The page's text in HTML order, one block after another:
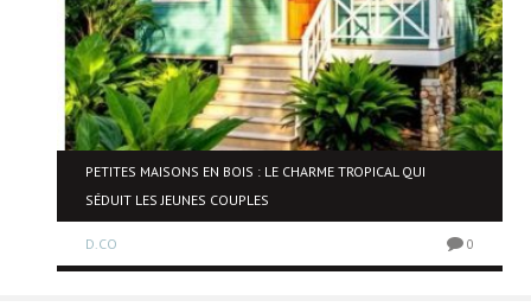
PETITES MAISONS EN BOIS : LE CHARME TROPICAL QUI
SÉDUIT LES JEUNES COUPLES
D.CO 0